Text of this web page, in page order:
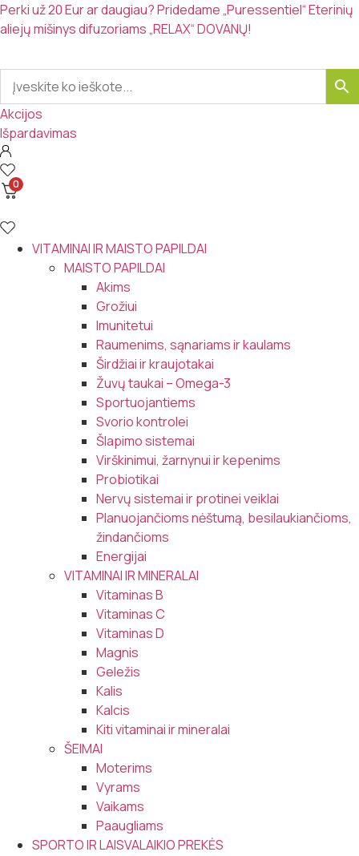
Eiti
prie
Perki už 20 Eur ar daugiau? Pridedame „Puressentiel“ Eterinių
aliejų mišinys difuzoriams „RELAX“ DOVANŲ!
Akcijos
Išpardavimas
0
VITAMINAI IR MAISTO PAPILDAI
MAISTO PAPILDAI
Akims
Grožiui
Imunitetui
Raumenims, sąnariams ir kaulams
Širdžiai ir kraujotakai
Žuvų taukai – Omega-3
Sportuojantiems
Svorio kontrolei
Šlapimo sistemai
Virškinimui, žarnynui ir kepenims
Probiotikai
Nervų sistemai ir protinei veiklai
Planuojančioms nėštumą, besilaukiančioms,
žindančioms
Energijai
VITAMINAI IR MINERALAI
Vitaminas B
Vitaminas C
Vitaminas D
Magnis
Geležis
Kalis
Kalcis
Kiti vitaminai ir mineralai
ŠEIMAI
Moterims
Vyrams
Vaikams
Paaugliams
SPORTO IR LAISVALAIKIO PREKĖS